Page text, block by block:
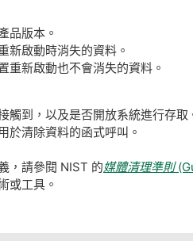
品版本。
新啟動時消失的資料。
重新啟動也不會消失的資料。
到，以及是否開放系統進行存
於清除資料的函式呼叫。
，請參閱 NIST 的媒體清理準則
或工具。